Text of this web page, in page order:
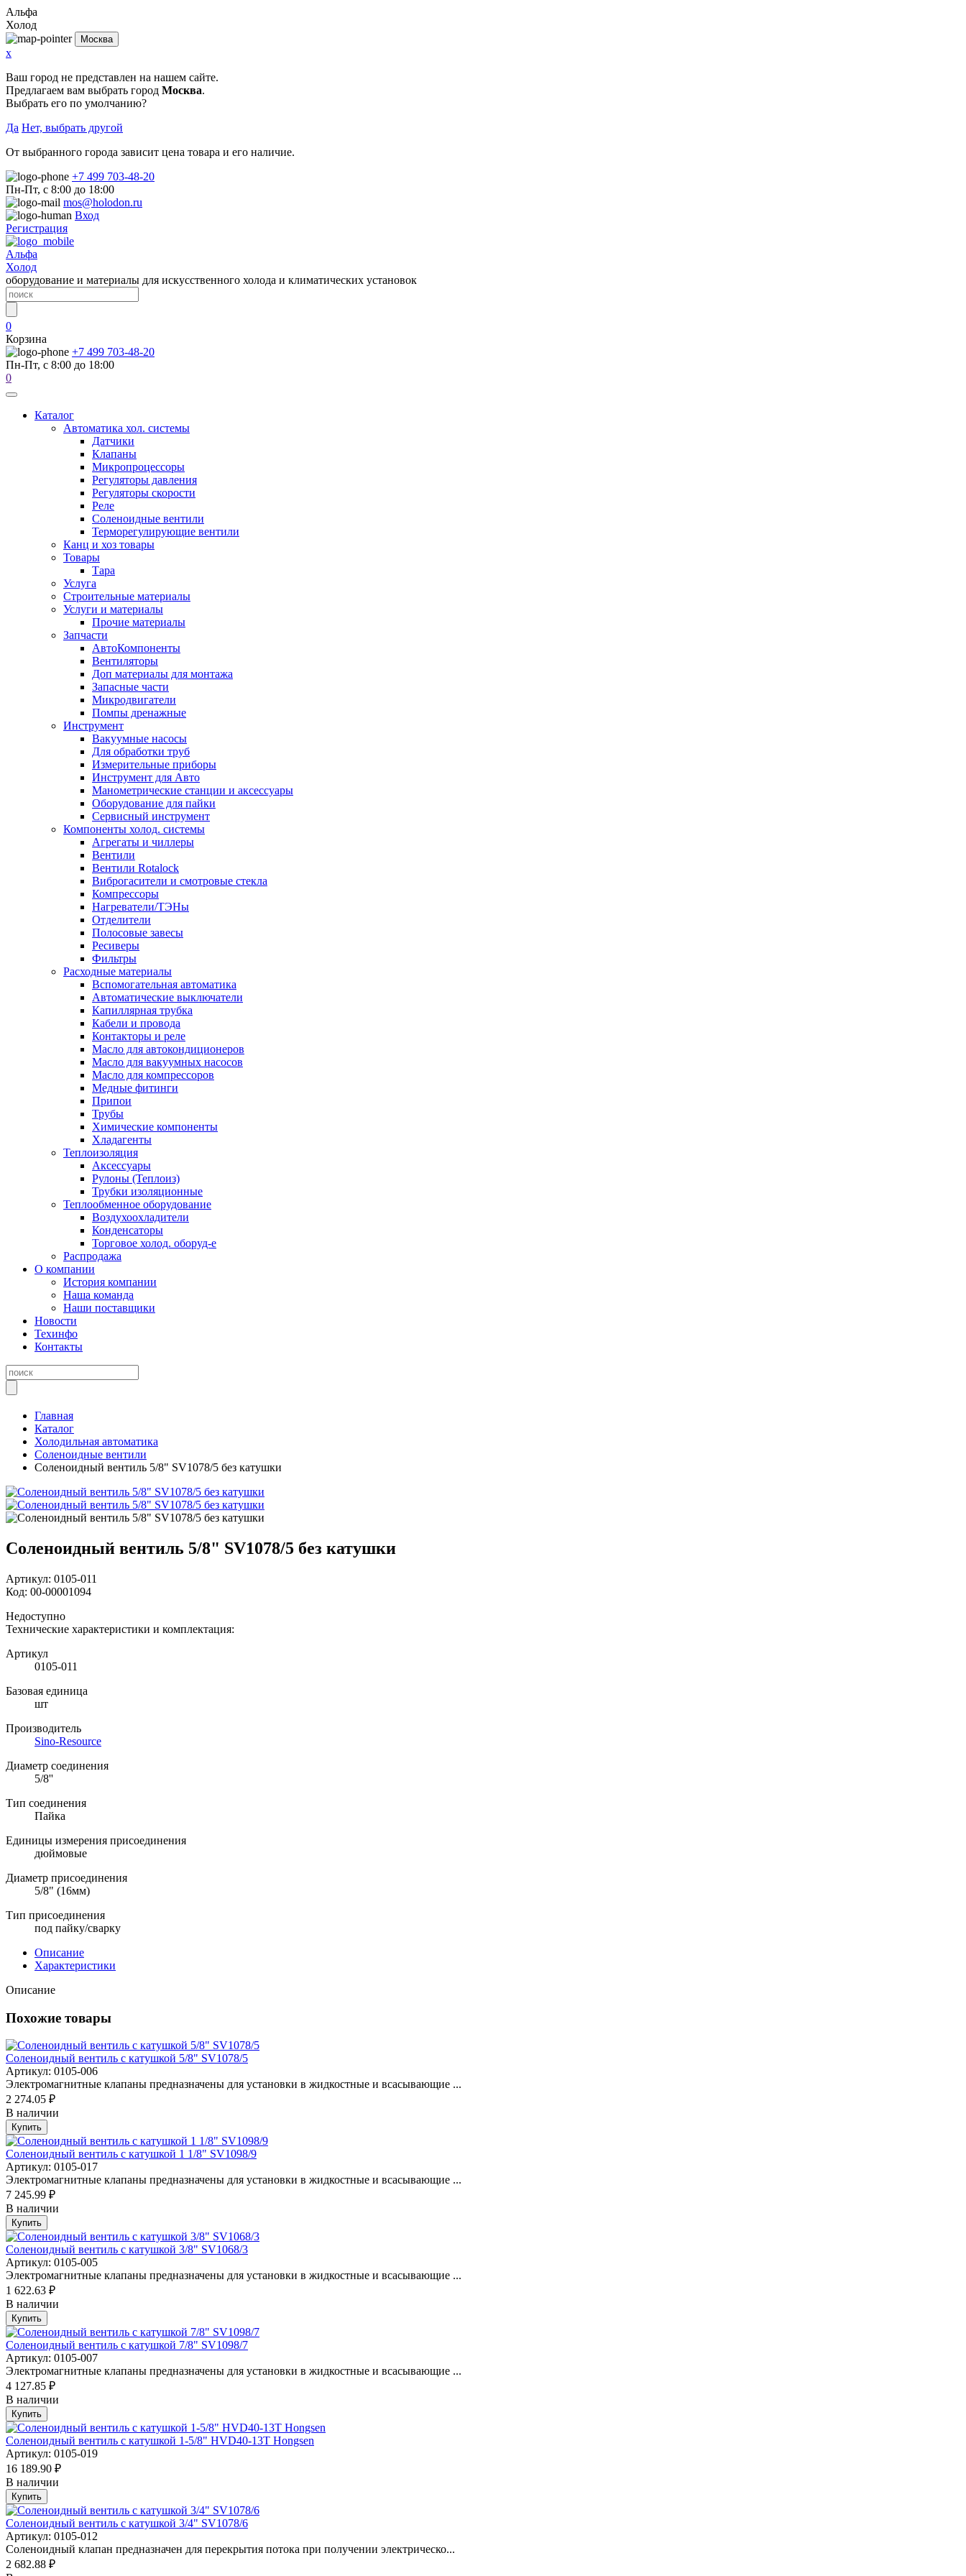
Альфа
Холод
Москва
x
Ваш город не представлен на нашем сайте.
Предлагаем вам выбрать город Москва.
Выбрать его по умолчанию?
Да Нет, выбрать другой
От выбранного города зависит цена товара и его наличие.
+7 499 703-48-20
Пн-Пт, с 8:00 до 18:00
mos@holodon.ru
Вход
Регистрация
Альфа
Холод
оборудование и материалы для искусственного холода и климатических установок
0
Корзина
+7 499 703-48-20
Пн-Пт, с 8:00 до 18:00
0
Каталог
Автоматика хол. системы
Датчики
Клапаны
Микропроцессоры
Регуляторы давления
Регуляторы скорости
Реле
Соленоидные вентили
Терморегулирующие вентили
Канц и хоз товары
Товары
Тара
Услуга
Строительные материалы
Услуги и материалы
Прочие материалы
Запчасти
АвтоКомпоненты
Вентиляторы
Доп материалы для монтажа
Запасные части
Микродвигатели
Помпы дренажные
Инструмент
Вакуумные насосы
Для обработки труб
Измерительные приборы
Инструмент для Авто
Манометрические станции и аксессуары
Оборудование для пайки
Сервисный инструмент
Компоненты холод. системы
Агрегаты и чиллеры
Вентили
Вентили Rotalock
Виброгасители и смотровые стекла
Компрессоры
Нагреватели/ТЭНы
Отделители
Полосовые завесы
Ресиверы
Фильтры
Расходные материалы
Вспомогательная автоматика
Автоматические выключатели
Капиллярная трубка
Кабели и провода
Контакторы и реле
Масло для автокондиционеров
Масло для вакуумных насосов
Масло для компрессоров
Медные фитинги
Припои
Трубы
Химические компоненты
Хладагенты
Теплоизоляция
Аксессуары
Рулоны (Теплоиз)
Трубки изоляционные
Теплообменное оборудование
Воздухоохладители
Конденсаторы
Торговое холод. оборуд-е
Распродажа
О компании
История компании
Наша команда
Наши поставщики
Новости
Техинфо
Контакты
Главная
Каталог
Холодильная автоматика
Соленоидные вентили
Соленоидный вентиль 5/8" SV1078/5 без катушки
Соленоидный вентиль 5/8" SV1078/5 без катушки
Артикул: 0105-011
Код: 00-00001094
Недоступно
Технические характеристики и комплектация:
Артикул
0105-011
Базовая единица
шт
Производитель
Sino-Resource
Диаметр соединения
5/8''
Тип соединения
Пайка
Единицы измерения присоединения
дюймовые
Диаметр присоединения
5/8" (16мм)
Тип присоединения
под пайку/сварку
Описание
Характеристики
Описание
Похожие товары
Соленоидный вентиль с катушкой 5/8" SV1078/5
Артикул: 0105-006
Электромагнитные клапаны предназначены для установки в жидкостные и всасывающие ...
2 274.05 ₽
В наличии
Купить
Соленоидный вентиль с катушкой 1 1/8" SV1098/9
Артикул: 0105-017
Электромагнитные клапаны предназначены для установки в жидкостные и всасывающие ...
7 245.99 ₽
В наличии
Купить
Соленоидный вентиль с катушкой 3/8" SV1068/3
Артикул: 0105-005
Электромагнитные клапаны предназначены для установки в жидкостные и всасывающие ...
1 622.63 ₽
В наличии
Купить
Соленоидный вентиль с катушкой 7/8" SV1098/7
Артикул: 0105-007
Электромагнитные клапаны предназначены для установки в жидкостные и всасывающие ...
4 127.85 ₽
В наличии
Купить
Соленоидный вентиль с катушкой 1-5/8" HVD40-13T Hongsen
Артикул: 0105-019
16 189.90 ₽
В наличии
Купить
Соленоидный вентиль с катушкой 3/4" SV1078/6
Артикул: 0105-012
Соленоидный клапан предназначен для перекрытия потока при получении электрическо...
2 682.88 ₽